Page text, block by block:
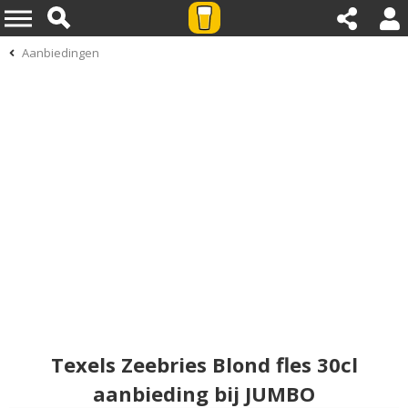
Aanbiedingen
Texels Zeebries Blond fles 30cl
aanbieding bij JUMBO